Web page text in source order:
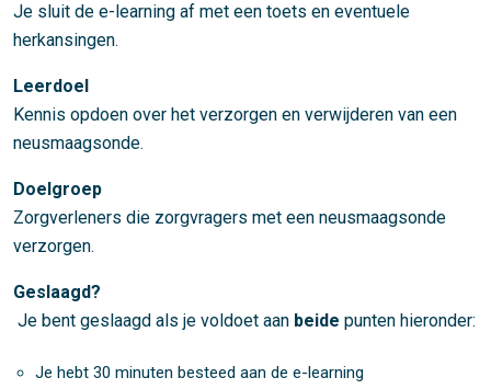
Je sluit de e-learning af met een toets en eventuele
herkansingen.
Leerdoel
Kennis opdoen over het verzorgen en verwijderen van een
neusmaagsonde.
Doelgroep
Zorgverleners die zorgvragers met een neusmaagsonde
verzorgen.
Geslaagd?
Je bent geslaagd als je voldoet aan beide punten hieronder:
Je hebt 30 minuten besteed aan de e-learning